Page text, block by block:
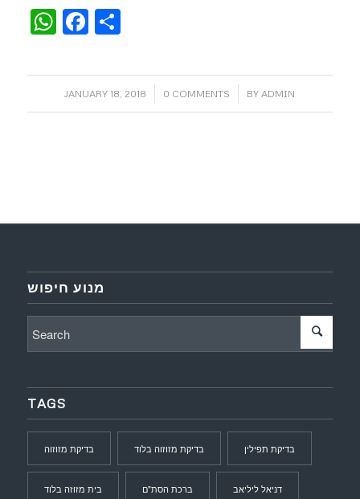
WhatsApp
Facebook
Share
JANUARY 18, 2018
/ 0 COMMENTS
/ BY ADMIN
מנוע חיפוש
TAGS
בדיקת מזוזוה בדיקת מזוזוה בלוד בדיקת תפילין
בית מזוזה בלוד ברכת הסת"ם דניאל ליליאב